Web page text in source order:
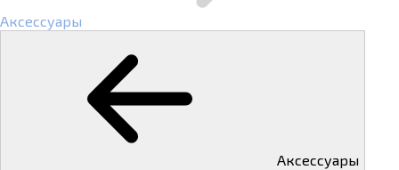
Аксессуары
Аксессуары